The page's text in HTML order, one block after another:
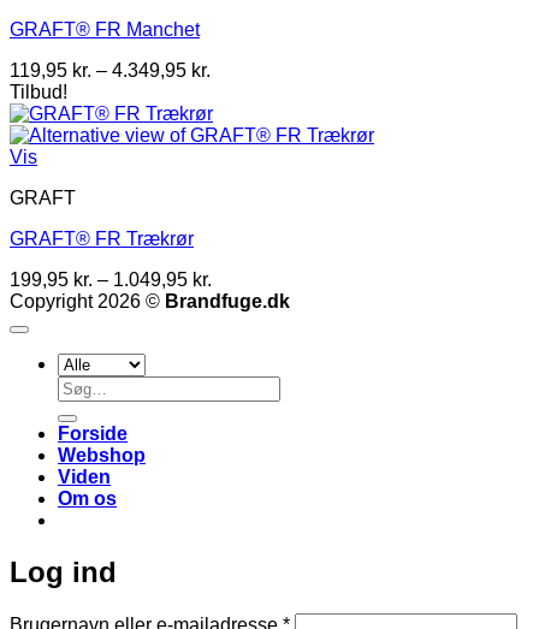
GRAFT® FR Manchet
119,95 kr. – 4.349,95 kr.
til
4.349,95 kr.
Tilbud!
Vis
GRAFT
GRAFT® FR Trækrør
199,95 kr. – 1.049,95 kr.
199,95 kr.
Copyright 2026 © Brandfuge.dk
Søg
efter:
Forside
Webshop
Viden
Om os
Log ind
Brugernavn eller e-mailadresse *Påkrævet